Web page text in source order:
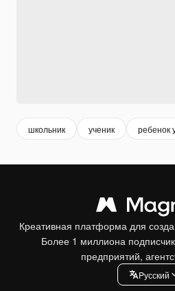
школьник ученик ребенок
Креативная платформа для
Более 1 миллиона
предприятий,
Pусский